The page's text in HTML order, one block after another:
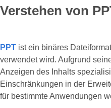
Verstehen von
PPT ist ein binäres
verwendet wird. Aufgrund
Anzeigen des Inhalts
Einschränkungen in der
für bestimmte Anwendungen